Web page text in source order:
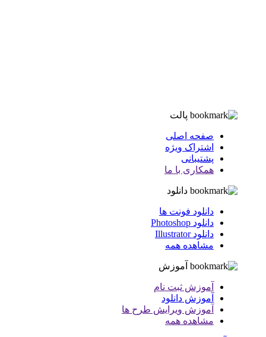
پالت
صفحه اصلی
اشتراک ویژه
پشتیبانی
همکاری با ما
دانلود
دانلود فونت ها
دانلود Photoshop
دانلود Illustrator
مشاهده همه
آموزش
آموزش ثبت نام
آموزش دانلود
آموزش ویرایش طرح ها
مشاهده همه